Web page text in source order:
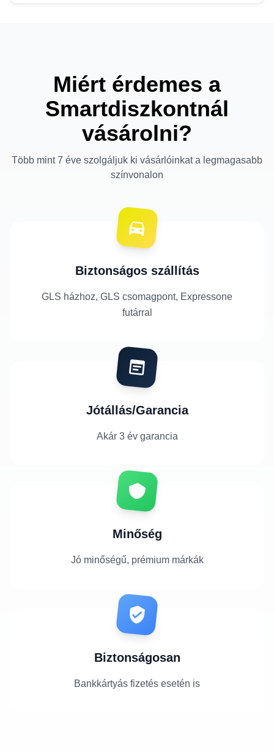
Miért érdemes a
Smartdiszkontnál
vásárolni?
Több mint 7 éve szolgáljuk ki vásárlóinkat a legmagasabb
színvonalon
Biztonságos szállítás
GLS házhoz, GLS csomagpont, Expressone
futárral
Jótállás/Garancia
Akár 3 év garancia
Minőség
Jó minőségű, prémium márkák
Biztonságosan
Bankkártyás fizetés esetén is